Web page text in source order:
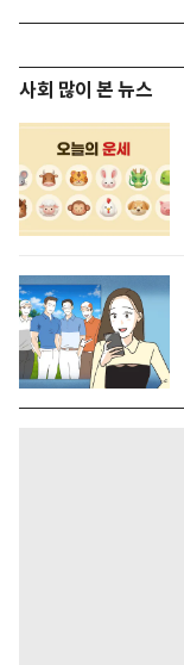
사회 많이 본 뉴스